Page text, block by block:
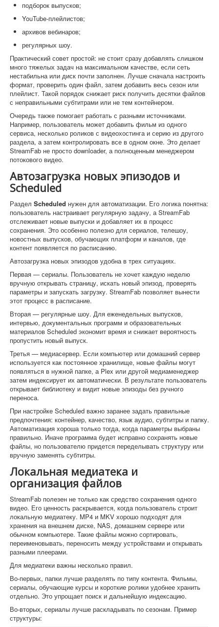
подборок выпусков;
YouTube-плейлистов;
архивов вебинаров;
регулярных шоу.
Практический совет простой: не стоит сразу добавлять слишком
много тяжелых задач на максимальном качестве, если сеть
нестабильна или диск почти заполнен. Лучше сначала настроить
формат, проверить один файл, затем добавить весь сезон или
плейлист. Такой порядок снижает риск получить десятки файлов
с неправильными субтитрами или не тем контейнером.
Очередь также помогает работать с разными источниками.
Например, пользователь может добавить фильм из одного
сервиса, несколько роликов с видеохостинга и серию из другого
раздела, а затем контролировать все в одном окне. Это делает
StreamFab не просто downloader, а полноценным менеджером
потокового видео.
Автозагрузка новых эпизодов и
Scheduled
Раздел Scheduled нужен для автоматизации. Его логика понятна:
пользователь настраивает регулярную задачу, а StreamFab
отслеживает новые выпуски и добавляет их в процесс
сохранения. Это особенно полезно для сериалов, телешоу,
новостных выпусков, обучающих платформ и каналов, где
контент появляется по расписанию.
Автозагрузка новых эпизодов удобна в трех ситуациях.
Первая — сериалы. Пользователь не хочет каждую неделю
вручную открывать страницу, искать новый эпизод, проверять
параметры и запускать загрузку. StreamFab позволяет вынести
этот процесс в расписание.
Вторая — регулярные шоу. Для еженедельных выпусков,
интервью, документальных программ и образовательных
материалов Scheduled экономит время и снижает вероятность
пропустить новый выпуск.
Третья — медиасервер. Если компьютер или домашний сервер
используется как постоянное хранилище, новые файлы могут
появляться в нужной папке, а Plex или другой медиаменеджер
затем индексирует их автоматически. В результате пользователь
открывает библиотеку и видит новые эпизоды без ручного
переноса.
При настройке Scheduled важно заранее задать правильные
предпочтения: контейнер, качество, язык аудио, субтитры и папку.
Автоматизация хороша только тогда, когда параметры выбраны
правильно. Иначе программа будет исправно сохранять новые
файлы, но пользователю придется переделывать структуру или
вручную заменять субтитры.
Локальная медиатека и
организация файлов
StreamFab полезен не только как средство сохранения одного
видео. Его ценность раскрывается, когда пользователь строит
локальную медиатеку. MP4 и MKV хорошо подходят для
хранения на внешнем диске, NAS, домашнем сервере или
обычном компьютере. Такие файлы можно сортировать,
переименовывать, переносить между устройствами и открывать
разными плеерами.
Для медиатеки важны несколько правил.
Во-первых, папки лучше разделять по типу контента. Фильмы,
сериалы, обучающие курсы и короткие ролики удобнее хранить
отдельно. Это упрощает поиск и дальнейшую индексацию.
Во-вторых, сериалы лучше раскладывать по сезонам. Пример
структуры: